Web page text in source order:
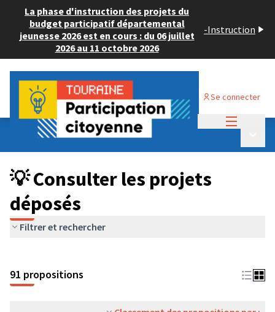
La phase d'instruction des projets du
budget participatif départemental
jeunesse 2026 est en cours : du 06 juillet
2026 au 11 octobre 2026
-Instruction
Se connecter
Budget Participatif JEUNESSE 2024
💡 Consulter les projets déposés
💡 Consulter les projets
déposés
Filtrer et rechercher
91 propositions